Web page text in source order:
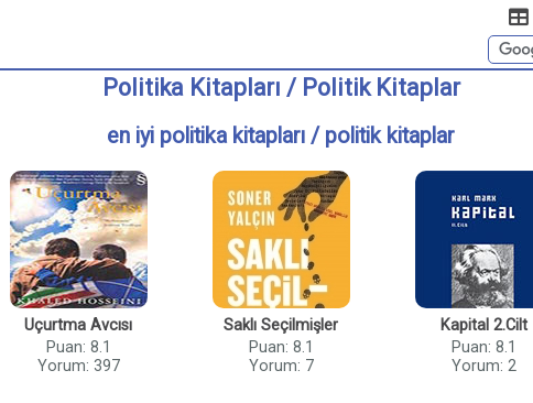
Politika Kitapları / Politik Kitaplar
en iyi politika kitapları / politik kitaplar
Uçurtma Avcısı
Puan: 8.1
Yorum: 397
Saklı Seçilmişler
Puan: 8.1
Yorum: 7
Kapital 2.Cilt
Puan: 8.1
Yorum: 2